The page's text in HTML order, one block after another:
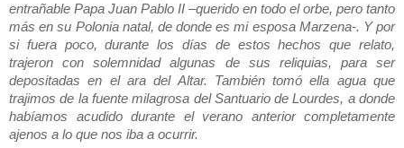
entrañable Papa Juan Pablo II –querido en todo el orbe, pero tanto
más en su Polonia natal, de donde es mi esposa Marzena-. Y por
si fuera poco, durante los días de estos hechos que relato,
trajeron con solemnidad algunas de sus reliquias, para ser
depositadas en el ara del Altar. También tomó ella agua que
trajimos de la fuente milagrosa del Santuario de Lourdes, a donde
habíamos acudido durante el verano anterior completamente
ajenos a lo que nos iba a ocurrir.